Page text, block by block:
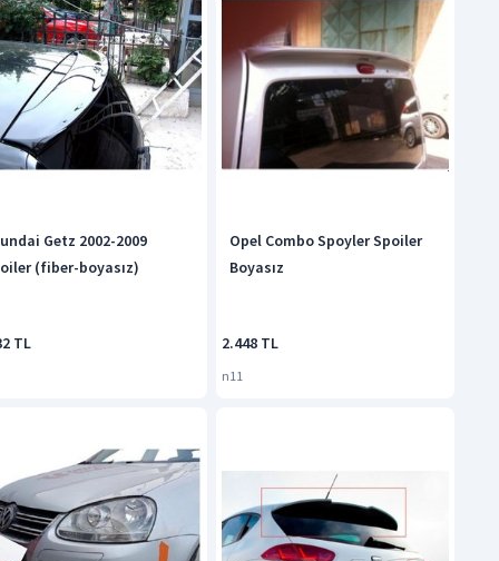
Getz 2002-2009
(fiber-boyasız)
TL
Opel Combo Spoyler Spoiler
Boyasız
2.448 TL
n11